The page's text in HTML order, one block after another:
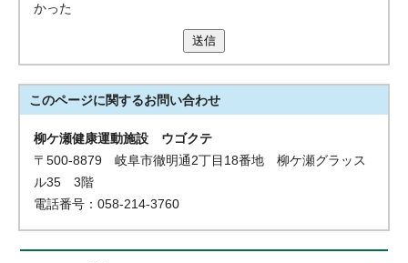
かった
送信
このページに関するお問い合わせ
柳ケ瀬健康運動施設 ウゴクテ
〒500-8879 岐阜市徹明通2丁目18番地 柳ケ瀬グラッス
ル35 3階
電話番号：058-214-3760